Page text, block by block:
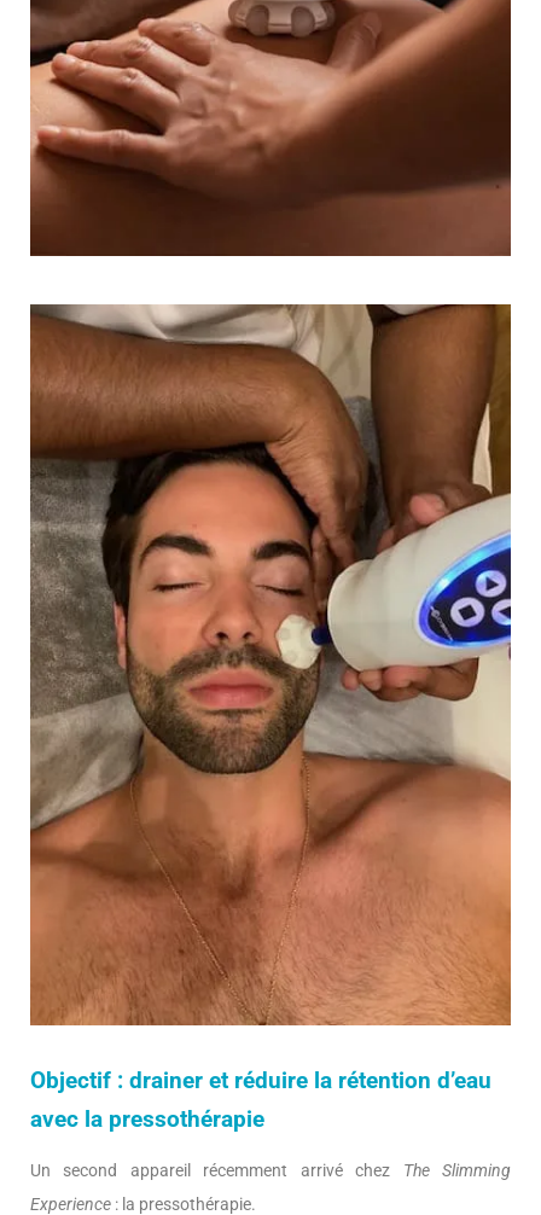
Objectif : drainer et réduire la rétention d’eau
avec la pressothérapie
Un second appareil récemment arrivé chez The Slimming
Experience : la pressothérapie.